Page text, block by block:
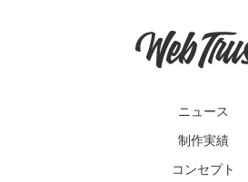
ニュース
制作実績
コンセプト